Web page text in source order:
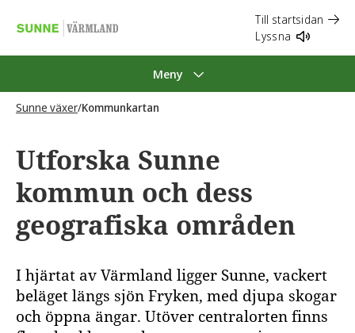
Till startsidan
Lyssna
Meny
Sunne växer/Kommunkartan
Utforska Sunne
kommun och dess
geografiska områden
I hjärtat av Värmland ligger Sunne, vackert
beläget längs sjön Fryken, med djupa skogar
och öppna ängar. Utöver centralorten finns